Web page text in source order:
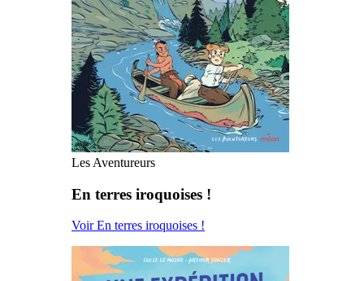
Les Aventureurs
En terres iroquoises !
Voir En terres iroquoises !